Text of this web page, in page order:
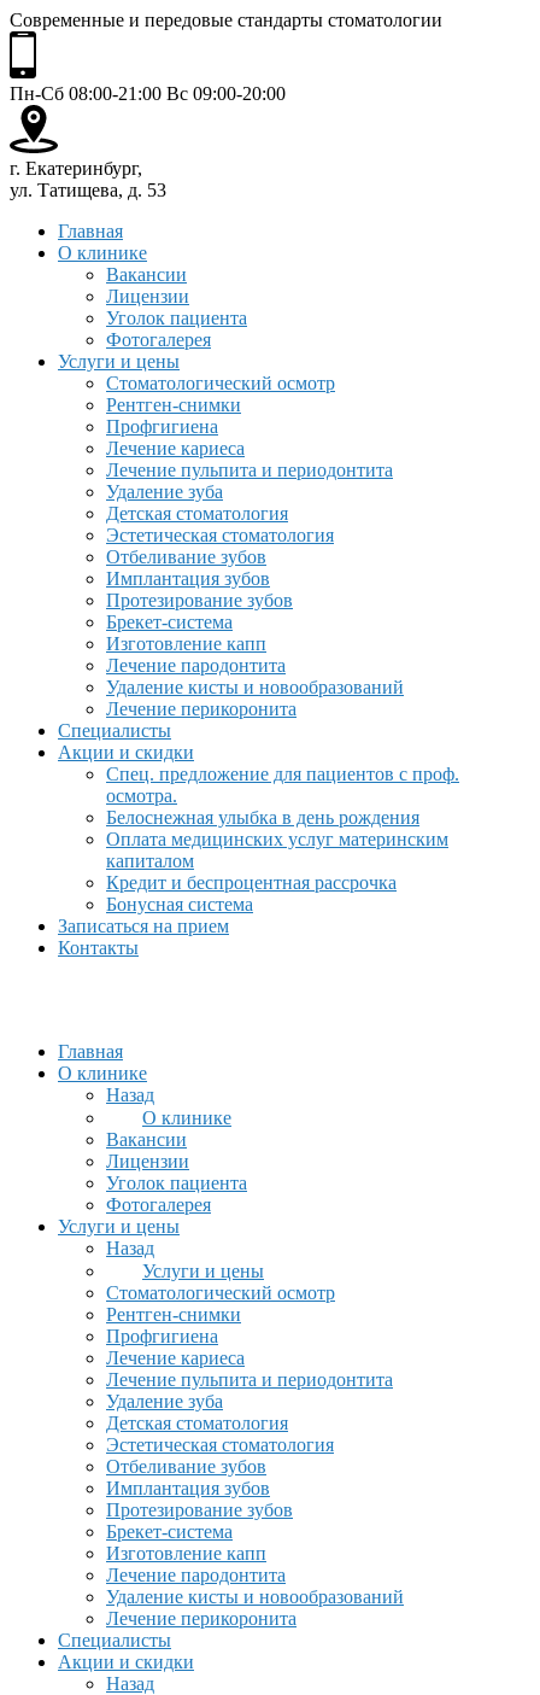
Современные и передовые стандарты стоматологии
Пн-Сб 08:00-21:00 Вс 09:00-20:00
г. Екатеринбург,
ул. Татищева, д. 53
Главная
О клинике
Вакансии
Лицензии
Уголок пациента
Фотогалерея
Услуги и цены
Стоматологический осмотр
Рентген-снимки
Профгигиена
Лечение кариеса
Лечение пульпита и периодонтита
Удаление зуба
Детская стоматология
Эстетическая стоматология
Отбеливание зубов
Имплантация зубов
Протезирование зубов
Брекет-система
Изготовление капп
Лечение пародонтита
Удаление кисты и новообразований
Лечение перикоронита
Специалисты
Акции и скидки
Спец. предложение для пациентов с проф.
осмотра.
Белоснежная улыбка в день рождения
Оплата медицинских услуг материнским
капиталом
Кредит и беспроцентная рассрочка
Бонусная система
Записаться на прием
Контакты
Главная
О клинике
Назад
О клинике
Вакансии
Лицензии
Уголок пациента
Фотогалерея
Услуги и цены
Назад
Услуги и цены
Стоматологический осмотр
Рентген-снимки
Профгигиена
Лечение кариеса
Лечение пульпита и периодонтита
Удаление зуба
Детская стоматология
Эстетическая стоматология
Отбеливание зубов
Имплантация зубов
Протезирование зубов
Брекет-система
Изготовление капп
Лечение пародонтита
Удаление кисты и новообразований
Лечение перикоронита
Специалисты
Акции и скидки
Назад